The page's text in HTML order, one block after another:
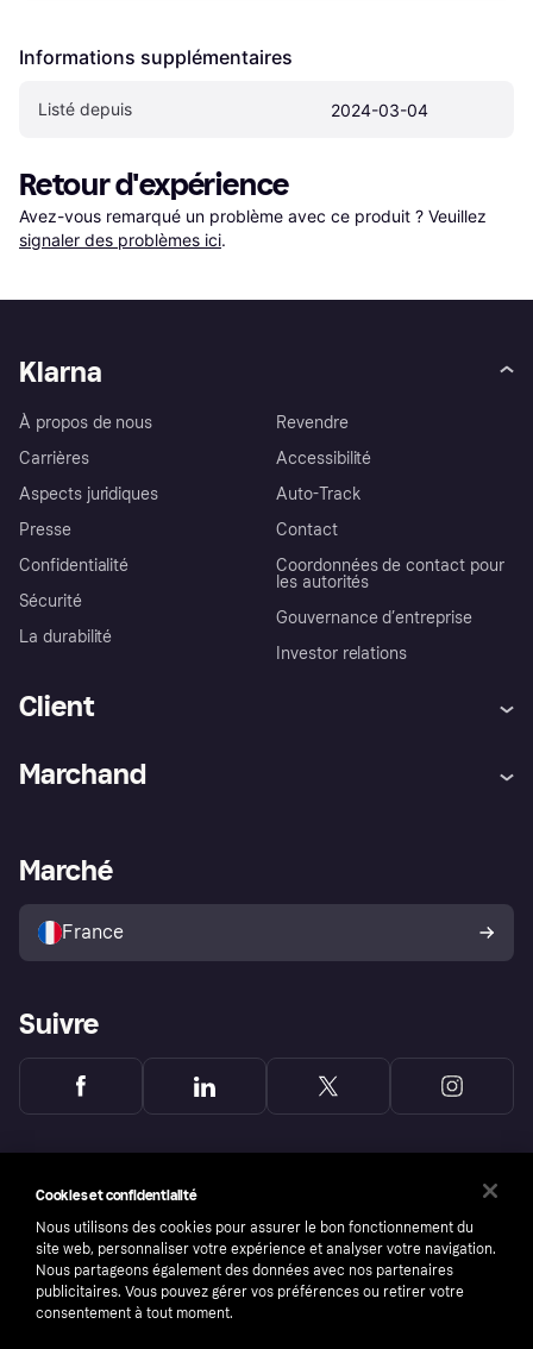
Informations supplémentaires
Listé depuis 2024-03-04
Retour d'expérience
Avez-vous remarqué un problème avec ce produit ? Veuillez
signaler des problèmes ici.
Klarna
À propos de nous
Carrières
Aspects juridiques
Presse
Confidentialité
Sécurité
La durabilité
Revendre
Accessibilité
Auto-Track
Contact
Coordonnées de contact pour
les autorités
Gouvernance d’entreprise
Investor relations
Client
Explorez les magasins
Politique de protection de
l’acheteur Klarna
Marchand
Portail Marchand
Marché
France
Suivre
Cookies et confidentialité
Nous utilisons des cookies pour assurer le bon fonctionnement du
site web, personnaliser votre expérience et analyser votre navigation.
Nous partageons également des données avec nos partenaires
publicitaires. Vous pouvez gérer vos préférences ou retirer votre
consentement à tout moment.